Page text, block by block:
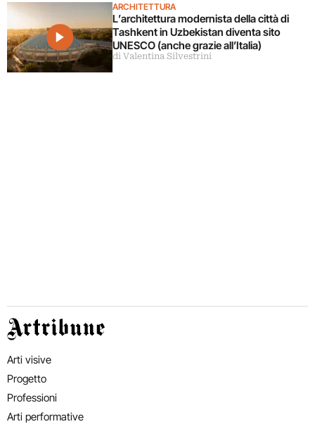
ARCHITETTURA
L’architettura modernista della città di
Tashkent in Uzbekistan diventa sito
UNESCO (anche grazie all’Italia)
di Valentina Silvestrini
Artribune
Arti visive
Progetto
Professioni
Arti performative